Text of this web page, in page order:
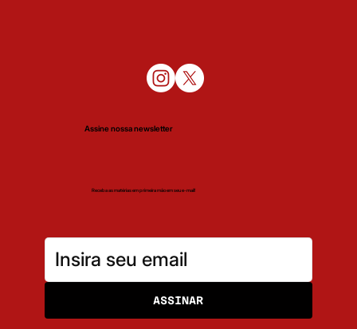
Assine nossa newsletter
Receba as matérias em primeira mão em seu e-mail!
ASSINAR